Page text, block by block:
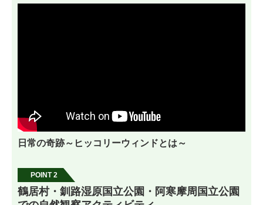
日常の奇跡～ヒッコリーウィンドとは～
POINT 2
鶴居村・釧路湿原国立公園・阿寒摩周国立公園